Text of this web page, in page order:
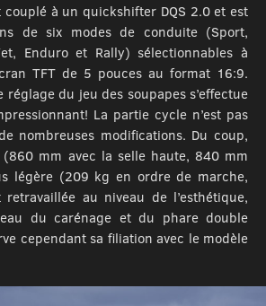
à un quickshifter DQS 2.0 et est
de six modes de conduite (Sport,
Enduro et Rally) sélectionnables à
TFT de 5 pouces au format 16:9.
du jeu des soupapes s’effectue
La partie cycle n’est pas
nombreuses modifications. Du coup,
mm avec la selle haute, 840 mm
légère (209 kg en ordre de marche,
au niveau de l’esthétique,
du carénage et du phare double
cependant sa filiation avec le modèle